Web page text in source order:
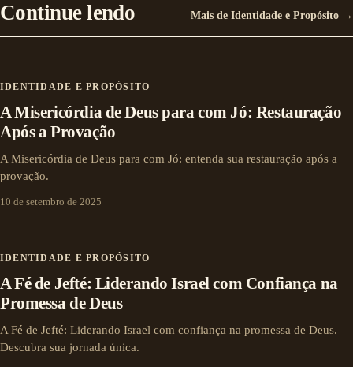
Continue lendo Mais de Identidade e Propósito →
IDENTIDADE E PROPÓSITO
A Misericórdia de Deus para com Jó: Restauração
Após a Provação
A Misericórdia de Deus para com Jó: entenda sua restauração após a
provação.
10 de setembro de 2025
IDENTIDADE E PROPÓSITO
A Fé de Jefté: Liderando Israel com Confiança na
Promessa de Deus
A Fé de Jefté: Liderando Israel com confiança na promessa de Deus.
Descubra sua jornada única.